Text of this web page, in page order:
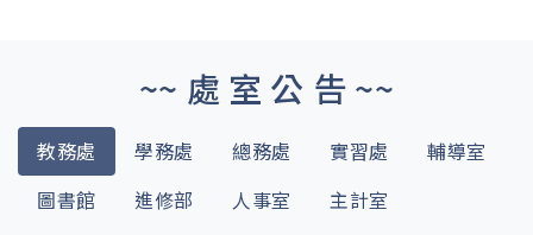
~~ 處 室 公 告 ~~
教務處 學務處 總務處 實習處
輔導室
圖書館
進修部 人事室 主計室